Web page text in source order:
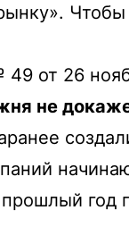
Чтобы
от 26
не
год